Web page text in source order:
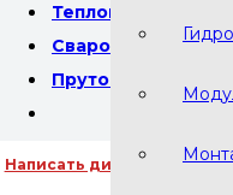
Теплоноситель
Сварочный
Пруток
Написать директору